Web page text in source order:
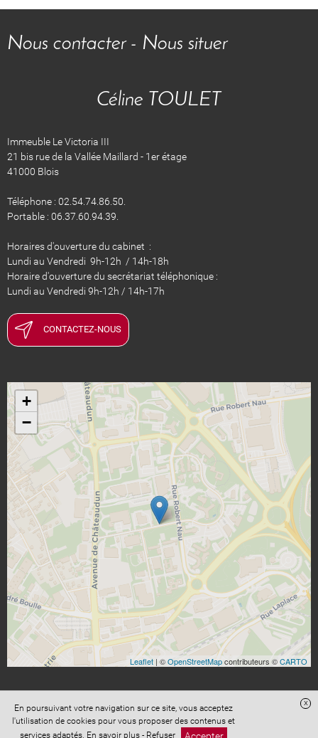
Nous contacter - Nous situer
Céline TOULET
Immeuble Le Victoria III
21 bis rue de la Vallée Maillard - 1er étage
41000 Blois
Téléphone : 02.54.74.86.50.
Portable : 06.37.60.94.39.
Horaires d'ouverture du cabinet :
Lundi au Vendredi 9h-12h / 14h-18h
Horaire d'ouverture du secrétariat téléphonique :
Lundi au Vendredi 9h-12h / 14h-17h
CONTACTEZ-NOUS
+
−
Leaflet | ©OpenStreetMapcontributeurs ©CARTO
Accès administration Confidentialité
Conditions Générales de Vente
En poursuivant votre navigation sur ce site, vous acceptez
l'utilisation de cookies pour vous proposer des contenus et
services adaptés. En savoir plus - Refuser
x